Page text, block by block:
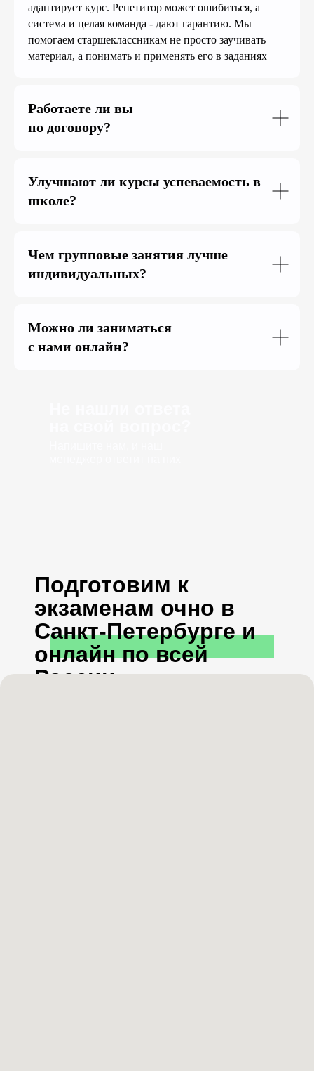
адаптирует курс. Репетитор может ошибиться, а
система и целая команда - дают гарантию. Мы
помогаем старшеклассникам не просто заучивать
материал, а понимать и применять его в заданиях
Работаете ли вы
по договору?
Улучшают ли курсы успеваемость в
школе?
Чем групповые занятия лучше
индивидуальных?
Можно ли заниматься
с нами онлайн?
Подготовим к
экзаменам очно в
Санкт-Петербурге и
онлайн по всей
России